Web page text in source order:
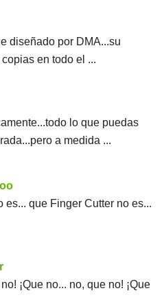
diseñado por DMA...su
copias en todo el ...
lo que puedas
a medida ...
es...que Finger Cutter no es...
¡Que no... no, que no! ¡Que